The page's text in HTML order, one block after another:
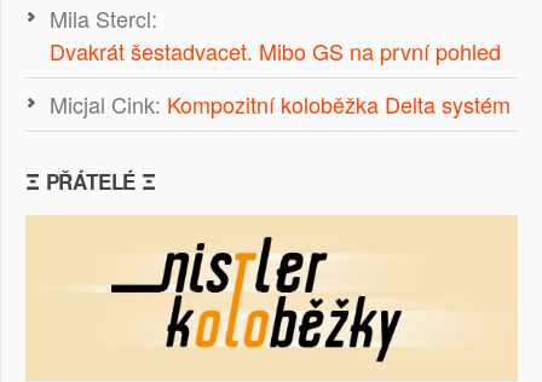
Mila Stercl:
Dvakrát šestadvacet. Mibo GS na první pohled
Micjal Cink: Kompozitní koloběžka Delta systém
Ξ PŘÁTELÉ Ξ